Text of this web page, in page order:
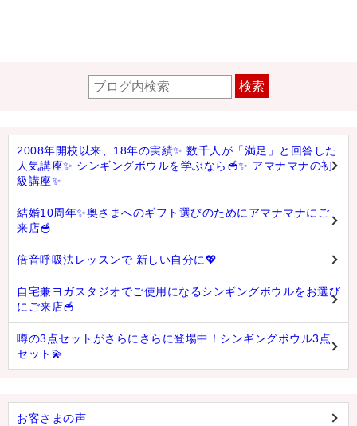
検索
2008年開校以来、18年の実績✨ 数千人が「満足」と回答した
人気講座✨ シンギングボウルを学ぶなら🥣✨ アマナマナの初
級講座✨
結婚10周年✨奥さまへのギフト選びのためにアマナマナにご
来店🥣
倍音呼吸法レッスンで 新しい自分に💖
自宅兼ヨガスタジオでご使用になるシンギングボウルをお選び
にご来店🥣
噂の3点セットがさらにさらに登場中！シンギングボウル3点
セット💫
お客さまの声